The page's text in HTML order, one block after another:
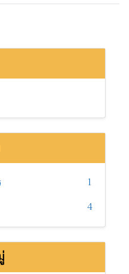
1
4